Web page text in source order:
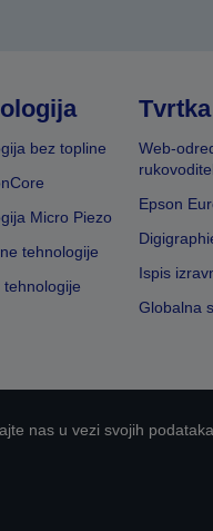
bez topline
Micro Piezo
tehnologije
tehnologije
Tvrtka
Web-
Epson
Ispis
Globalna
nas u vezi svojih podataka